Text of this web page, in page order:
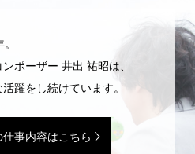
ポーザー 井出 祐昭は、
躍をし続けています。
事内容はこちら